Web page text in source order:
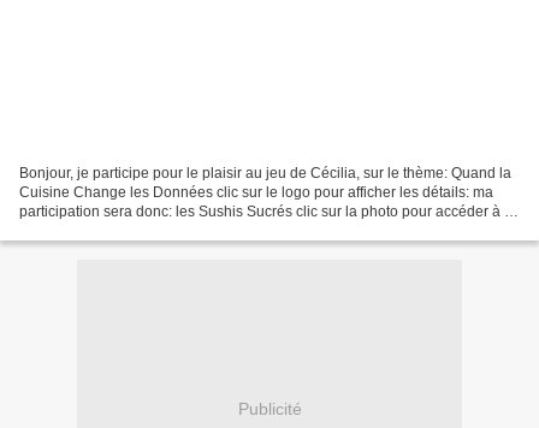
Bonjour, je participe pour le plaisir au jeu de Cécilia, sur le thème: Quand la
Cuisine Change les Données clic sur le logo pour afficher les détails: ma
participation sera donc: les Sushis Sucrés clic sur la photo pour accéder à la
Publicité